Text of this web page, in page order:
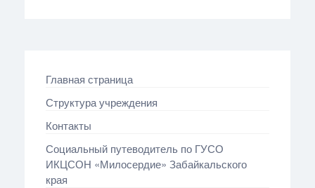
Главная страница
Структура учреждения
Контакты
Социальный путеводитель по ГУСО
ИКЦСОН «Милосердие» Забайкальского
края